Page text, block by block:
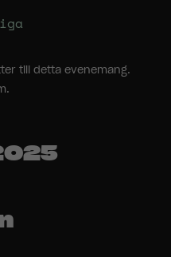
till detta evenemang.